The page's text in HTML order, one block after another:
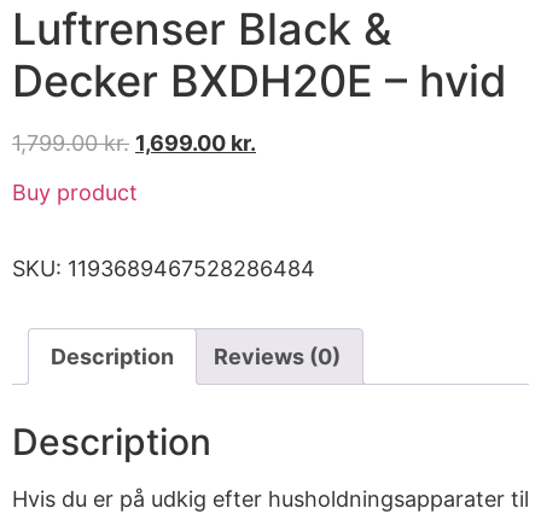
Luftrenser Black &
Decker BXDH20E – hvid
1,799.00kr. 1,699.00 kr.
Buy product
SKU: 1193689467528286484
Description Reviews (0)
Description
Hvis du er på udkig efter husholdningsapparater til